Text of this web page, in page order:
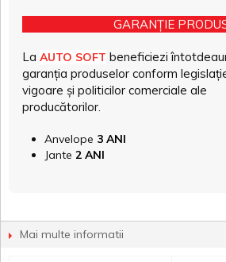
GARANȚIE
La AUTO SOFT beneficiezi
garanția produselor conform
vigoare și politicilor comerciale ale
producătorilor.
Anvelope 3 ANI
Jante 2 ANI
Mai multe informatii